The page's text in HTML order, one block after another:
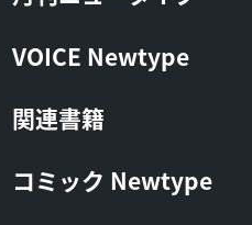
VOICE Newtype
関連書籍
コミック Newtype